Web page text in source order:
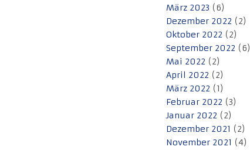
März 2023 (6)
Dezember 2022 (2)
Oktober 2022 (2)
September 2022 (6)
Mai 2022 (2)
April 2022 (2)
März 2022 (1)
Februar 2022 (3)
Januar 2022 (2)
Dezember 2021 (2)
November 2021 (4)